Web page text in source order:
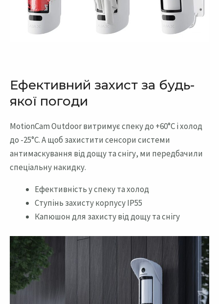
Ефективний захист за будь-
якої погоди
MotionCam Outdoor витримує спеку до +60°С і холод
до -25°С. А щоб захистити сенсори системи
антимаскування від дощу та снігу, ми передбачили
спеціальну накидку.
Ефективність у спеку та холод
Ступінь захисту корпусу IP55
Капюшон для захисту від дощу та снігу